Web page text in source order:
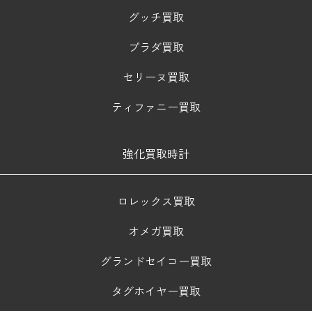
グッチ買取
プラダ買取
セリーヌ買取
ティファニー買取
強化買取時計
ロレックス買取
オメガ買取
グランドセイコー買取
タグホイヤー買取